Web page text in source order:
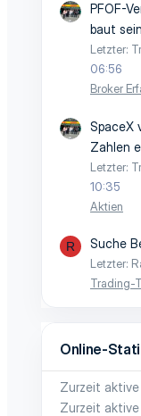
PFOF-
baut
Letzter:
06:56
Broker
SpaceX
Zahlen
Letzter:
10:35
Aktien
R Suche
Letzter:
Trading-
Online-
Zurzeit
Zurzeit